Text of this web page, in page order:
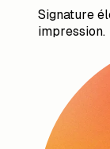
Signature
impression.